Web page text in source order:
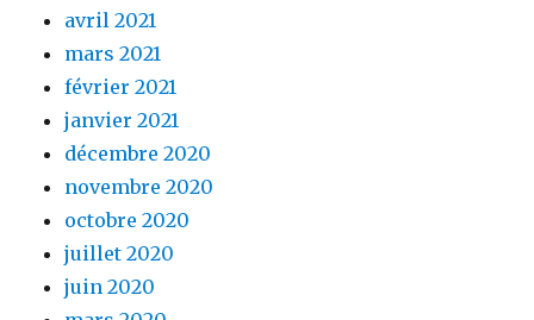
avril 2021
mars 2021
février 2021
janvier 2021
décembre 2020
novembre 2020
octobre 2020
juillet 2020
juin 2020